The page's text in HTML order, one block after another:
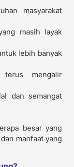
masyarakat
masih layak
lebih banyak
mengalir
dan semangat
besar yang
manfaat yang